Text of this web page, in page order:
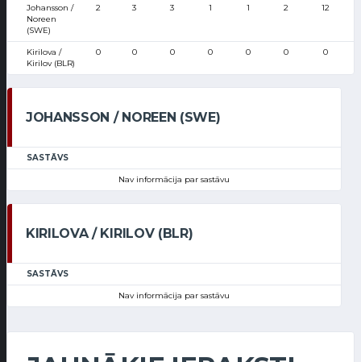
Johansson /
Noreen
(SWE)
2 3 3 1 1 2 12
Kirilova /
Kirilov (BLR)
0 0 0 0 0 0 0
JOHANSSON / NOREEN (SWE)
SASTĀVS
Nav informācija par sastāvu
KIRILOVA / KIRILOV (BLR)
SASTĀVS
Nav informācija par sastāvu